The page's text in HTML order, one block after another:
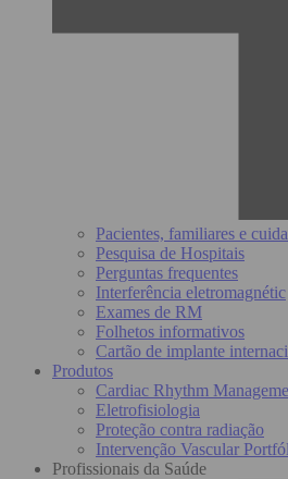
Pacientes, familiares e
Pesquisa de Hospitais
Perguntas frequentes
Interferência eletromagnétic
Exames de RM
Folhetos informativos
Cartão de implante
Produtos
Cardiac Rhythm
Eletrofisiologia
Proteção contra radiação
Intervenção Vascular
Profissionais da Saúde